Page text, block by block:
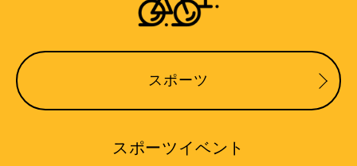
スポーツ
スポーツイベント